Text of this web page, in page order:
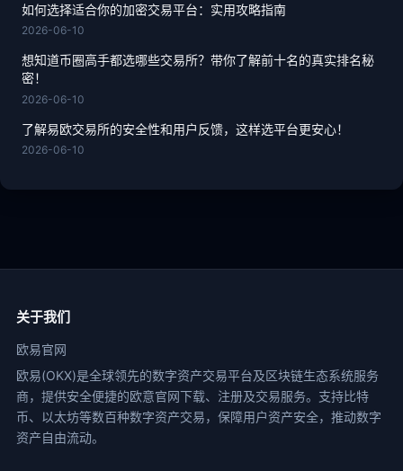
如何选择适合你的加密交易平台：实用攻略指南
2026-06-10
想知道币圈高手都选哪些交易所？带你了解前十名的真实排名秘
密！
2026-06-10
了解易欧交易所的安全性和用户反馈，这样选平台更安心！
2026-06-10
关于我们
欧易官网
欧易(OKX)是全球领先的数字资产交易平台及区块链生态系统服务
商，提供安全便捷的欧意官网下载、注册及交易服务。支持比特
币、以太坊等数百种数字资产交易，保障用户资产安全，推动数字
资产自由流动。